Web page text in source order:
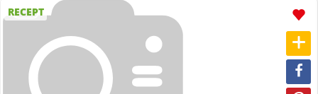
RECEPT